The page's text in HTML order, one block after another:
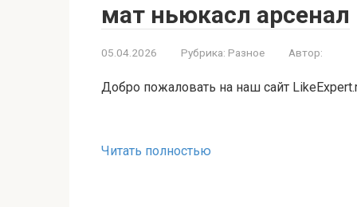
мат ньюкасл арсенал
05.04.2026 Рубрика: Разное Автор:
Добро пожаловать на наш сайт
Читать полностью